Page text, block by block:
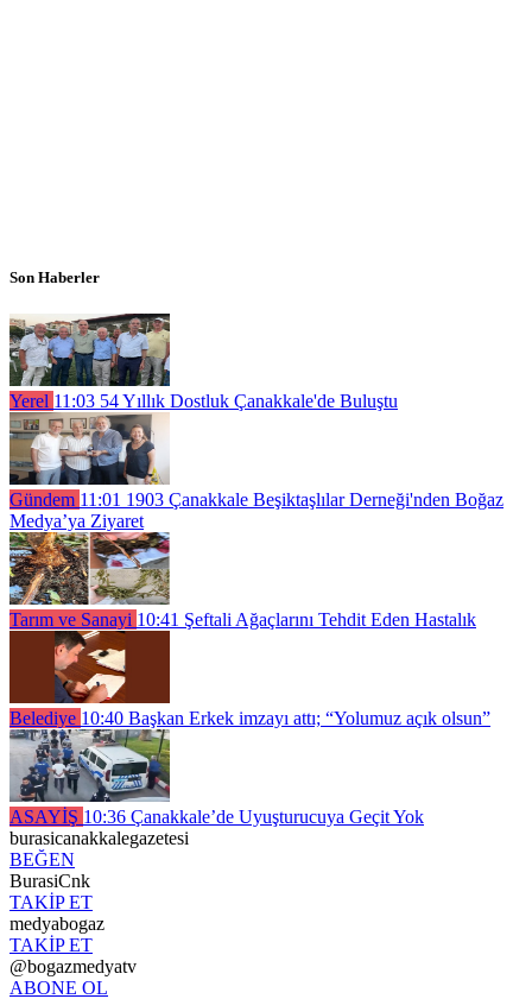
Son Haberler
Yerel 11:03 54 Yıllık Dostluk Çanakkale'de Buluştu
Gündem 11:01 1903 Çanakkale Beşiktaşlılar Derneği'nden Boğaz
Medya’ya Ziyaret
Tarım ve Sanayi 10:41 Şeftali Ağaçlarını Tehdit Eden Hastalık
Belediye 10:40 Başkan Erkek imzayı attı; “Yolumuz açık olsun”
ASAYİŞ 10:36 Çanakkale’de Uyuşturucuya Geçit Yok
burasicanakkalegazetesi
BEĞEN
BurasiCnk
TAKİP ET
medyabogaz
TAKİP ET
@bogazmedyatv
ABONE OL